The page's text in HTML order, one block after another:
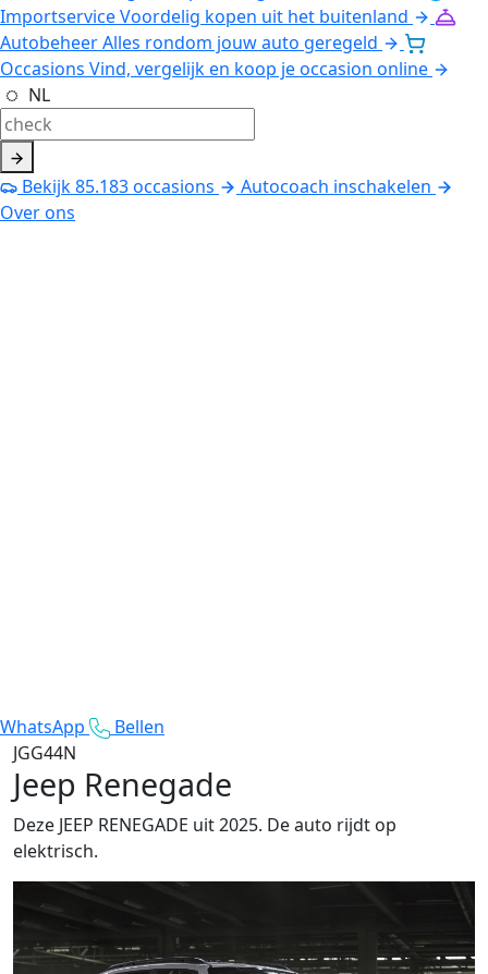
ImportserviceVoordelig kopen uit het buitenland
AutobeheerAlles rondom jouw auto geregeld
Occasions Vind, vergelijk en koop je occasion online
NL
Bekijk85.183occasions
Autocoach inschakelen
Over ons
WhatsApp
Bellen
JGG44N
Jeep Renegade
Deze JEEP RENEGADE uit 2025. De auto rijdt op
elektrisch.